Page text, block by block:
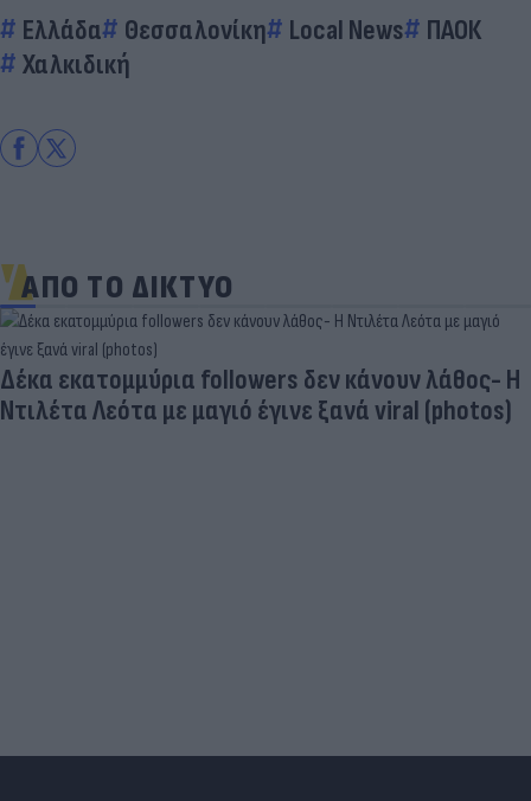
Ελλάδα Θεσσαλονίκη Local News
ΠΑΟΚ
Χαλκιδική
ΑΠΟ ΤΟ ΔΙΚΤΥΟ